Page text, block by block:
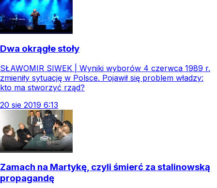
Dwa okrągłe stoły
SŁAWOMIR SIWEK | Wyniki wyborów 4 czerwca 1989 r.
zmieniły sytuację w Polsce. Pojawił się problem władzy:
kto ma stworzyć rząd?
20 sie 2019 6:13
Zamach na Martykę, czyli śmierć za stalinowską
propagandę